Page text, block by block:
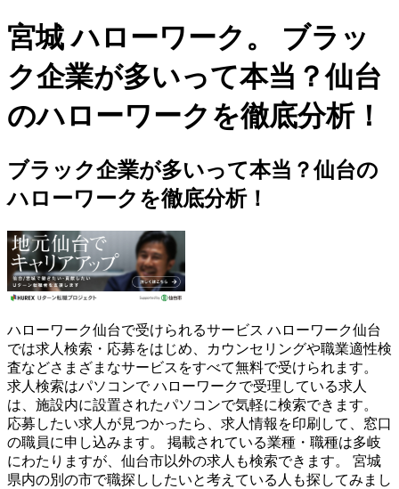
宮城 ハローワーク。 ブラッ
ク企業が多いって本当？仙台
のハローワークを徹底分析！
ブラック企業が多いって本当？仙台の
ハローワークを徹底分析！
ハローワーク仙台で受けられるサービス ハローワーク仙台
では求人検索・応募をはじめ、カウンセリングや職業適性検
査などさまざまなサービスをすべて無料で受けられます。
求人検索はパソコンで ハローワークで受理している求人
は、施設内に設置されたパソコンで気軽に検索できます。
応募したい求人が見つかったら、求人情報を印刷して、窓口
の職員に申し込みます。 掲載されている業種・職種は多岐
にわたりますが、仙台市以外の求人も検索できます。 宮城
県内の別の市で職探ししたいと考えている人も探してみまし